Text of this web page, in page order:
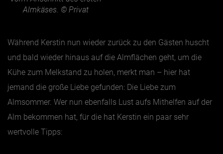
Almkäses. © Privat
Während Kerstin nun wieder zurück zu den Gästen huscht
und bald wieder hinaus auf die Almflächen geht, um die
Kühe zum Melkstand zu holen, merkt man – hier hat
jemand die große Liebe gefunden: Die Liebe zum
Almsommer. Wer nun ebenfalls Lust aufs Mithelfen auf der
Alm bekommen hat, für die hat Kerstin ein paar sehr
wertvolle Tipps: